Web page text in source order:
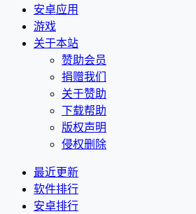
安卓应用
游戏
关于本站
赞助会员
捐赠我们
关于赞助
下载帮助
版权声明
侵权删除
最近更新
软件排行
安卓排行